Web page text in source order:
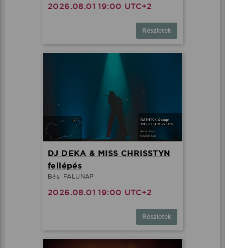
2026.08.01 19:00 UTC+2
Részletek
DJ DEKA & MISS CHRISSTYN
fellépés
Bés, FALUNAP
2026.08.01 19:00 UTC+2
Részletek